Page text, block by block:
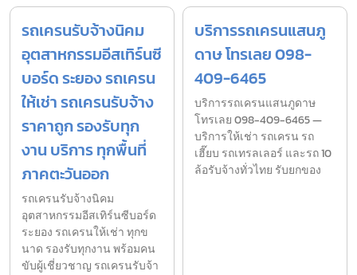
รถเครนรับจ้างนิคม
อุตสาหกรรมอีสเทิร์นซี
บอร์ด ระยอง รถเครน
ให้เช่า รถเครนรับจ้าง
ราคาถูก รองรับทุก
งาน บริการ ทุกพื้นที่
ภาคตะวันออก
รถเครนรับจ้างนิคม
อุตสาหกรรมอีสเทิร์นซีบอร์ด
ระยอง รถเครนให้เช่า ทุกข
นาด รองรับทุกงาน พร้อมคน
ขับผู้เชี่ยวชาญ รถเครนรับจ้า
บริการรถเครนแสนภู
ดาษ โทรเลย 098-
409-6465
บริการรถเครนแสนภูดาษ
โทรเลย 098-409-6465 —
บริการให้เช่า รถเครน รถ
เฮี๊ยบ รถเทรลเลอร์ และรถ 10
ล้อรับจ้างทั่วไทย รับยกของ